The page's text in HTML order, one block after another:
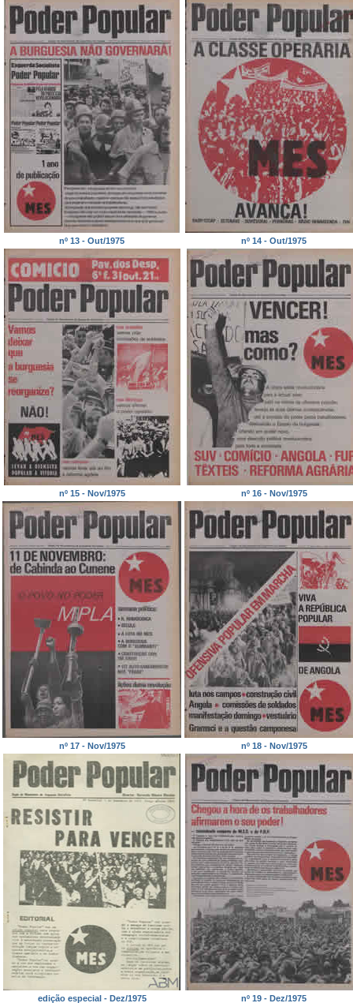
nº 13 - Out/1975 nº 14 - Out/1975
nº 15 - Nov/1975 nº 16 - Nov/1975
nº 17 - Nov/1975 nº 18 - Nov/1975
edição especial - Dez/1975 nº 19 - Dez/1975